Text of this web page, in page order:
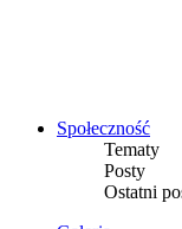
Społeczność
Tematy
Posty
Ostatni